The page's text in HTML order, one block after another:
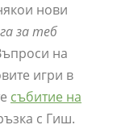
нови
за теб
на
игри в
събитие на
с Гиш.